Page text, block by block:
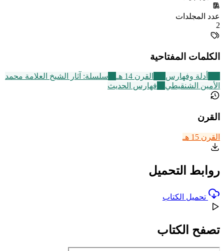
عدد المجلدات
2
الكلمات المفتاحية
أدلة وفهارس القرن 14 هـ
سلسلة: آثار الشيخ العلامة محمد
الأمين الشنقيطي
فهارس الحديث
القرن
القرن 15 هـ
روابط التحميل
تحميل الكتاب
تصفح الكتاب